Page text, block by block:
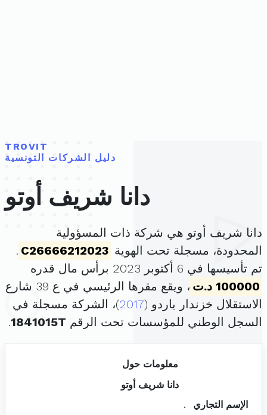
TROVIT
دليل الشركات التونسية
دانا شريف أوتو
دانا شريف أوتو هي شركة ذات المسؤولية
المحدودة، مسجلة تحت الهوية C26666212023
.
تم تأسيسها في 6 أكتوبر 2023 برأس مال قدره
100000 د.ت
، ويقع مقرها الرئيسي في ع 39 شارع
الاستقلال خزندار باردو (2017)، الشركة مسجلة في
السجل الوطني للمؤسسات تحت الرقم 1841015T
.
معلومات حول
دانا شريف أوتو
الإسم التجاري
.